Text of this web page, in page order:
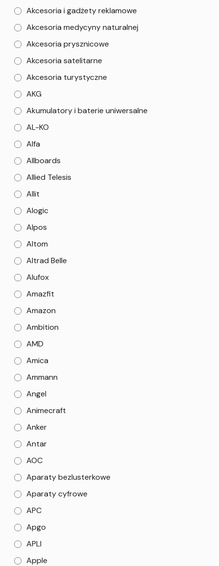
Akcesoria i gadżety reklamowe
Akcesoria medycyny naturalnej
Akcesoria prysznicowe
Akcesoria satelitarne
Akcesoria turystyczne
AKG
Akumulatory i baterie uniwersalne
AL-KO
Alfa
Allboards
Allied Telesis
Allit
Alogic
Alpos
Altom
Altrad Belle
Alufox
Amazfit
Amazon
Ambition
AMD
Amica
Ammann
Angel
Animecraft
Anker
Antar
AOC
Aparaty bezlusterkowe
Aparaty cyfrowe
APC
Apgo
APLI
Apple